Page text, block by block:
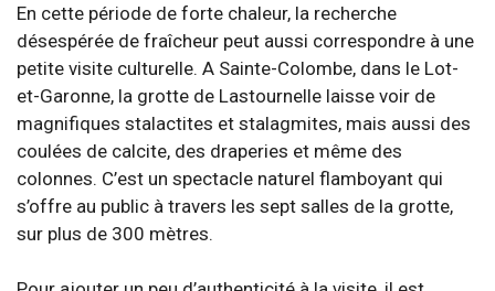
En cette période de forte chaleur, la recherche
désespérée de fraîcheur peut aussi correspondre à une
petite visite culturelle. A Sainte-Colombe, dans le Lot-
et-Garonne, la grotte de Lastournelle laisse voir de
magnifiques stalactites et stalagmites, mais aussi des
coulées de calcite, des draperies et même des
colonnes. C’est un spectacle naturel flamboyant qui
s’offre au public à travers les sept salles de la grotte,
sur plus de 300 mètres.